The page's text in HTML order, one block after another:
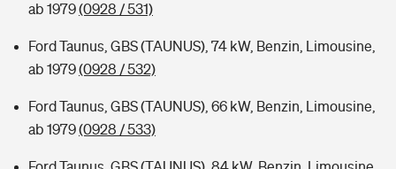
ab 1979(0928 / 531)
Ford Taunus, GBS (TAUNUS), 74 kW, Benzin, Limousine,
ab 1979(0928 / 532)
Ford Taunus, GBS (TAUNUS), 66 kW, Benzin, Limousine,
ab 1979(0928 / 533)